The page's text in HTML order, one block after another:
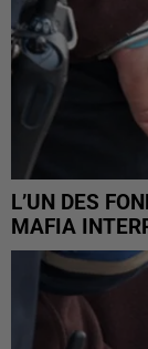
L’UN DES
MAFIA